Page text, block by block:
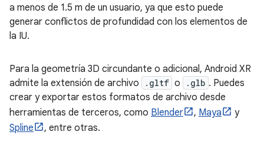
a menos de 1.5 m de un usuario, ya que esto puede
generar conflictos de profundidad con los elementos de
la IU.
Para la geometría 3D circundante o adicional, Android XR
admite la extensión de archivo
.gltf o .glb . Puedes
crear y exportar estos formatos de archivo desde
herramientas de terceros, como Blender , Maya
y
Spline
, entre otras.